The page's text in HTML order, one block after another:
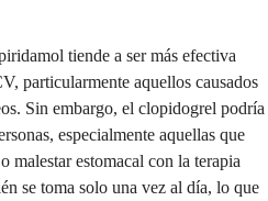
tiende a ser más efectiva
particularmente aquellos causados
Sin embargo, el clopidogrel podría
especialmente aquellas que
malestar estomacal con la terapia
se toma solo una vez al día, lo que